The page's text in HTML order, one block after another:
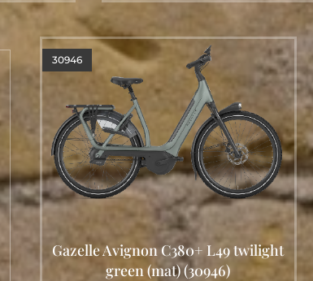
Gazelle Avignon C380+ L49 twilight
green (mat) (30946)
30946